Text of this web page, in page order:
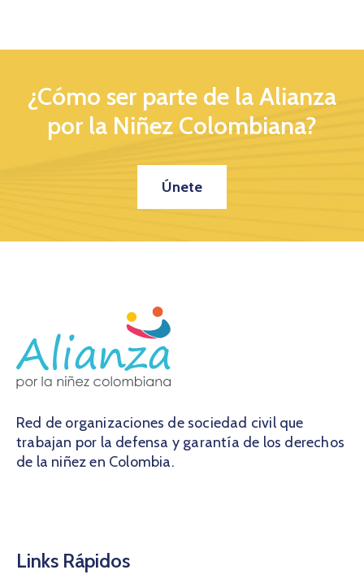
¿Cómo ser parte de la Alianza
por la Niñez Colombiana?
Únete
Red de organizaciones de sociedad civil que
trabajan por la defensa y garantía de los derechos
de la niñez en Colombia.
Links Rápidos